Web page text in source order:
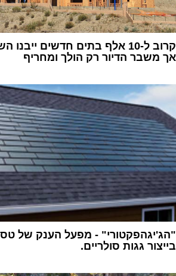
קרוב ל-10 אלף בתים חדשים
אך משבר הדיור רק הולך ומחריף
"הג'יגהפקטורי" - מפעל הענק של
בייצור גגות סולריים.